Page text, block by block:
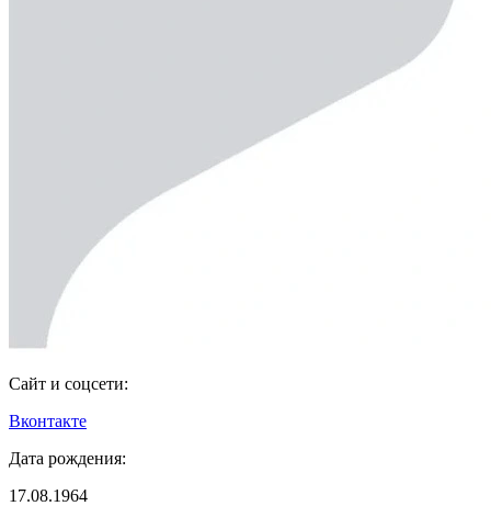
Сайт и соцсети:
Вконтакте
Дата рождения:
17.08.1964